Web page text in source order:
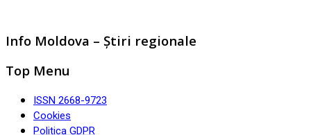
Info Moldova – Știri regionale
Top Menu
ISSN 2668-9723
Cookies
Politica GDPR